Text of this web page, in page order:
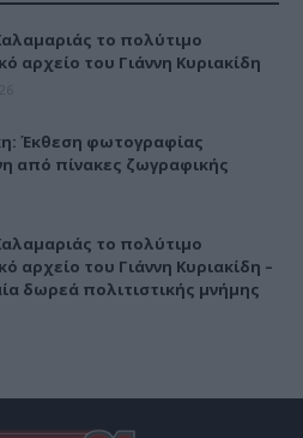
το πολύτιμο
αρχείο του Γιάννη Κυριακίδη
Έκθεση φωτογραφίας
από πίνακες ζωγραφικής
το πολύτιμο
αρχείο του Γιάννη Κυριακίδη –
δωρεά πολιτιστικής μνήμης